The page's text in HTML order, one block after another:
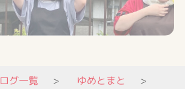
グ一覧
ゆめとまと